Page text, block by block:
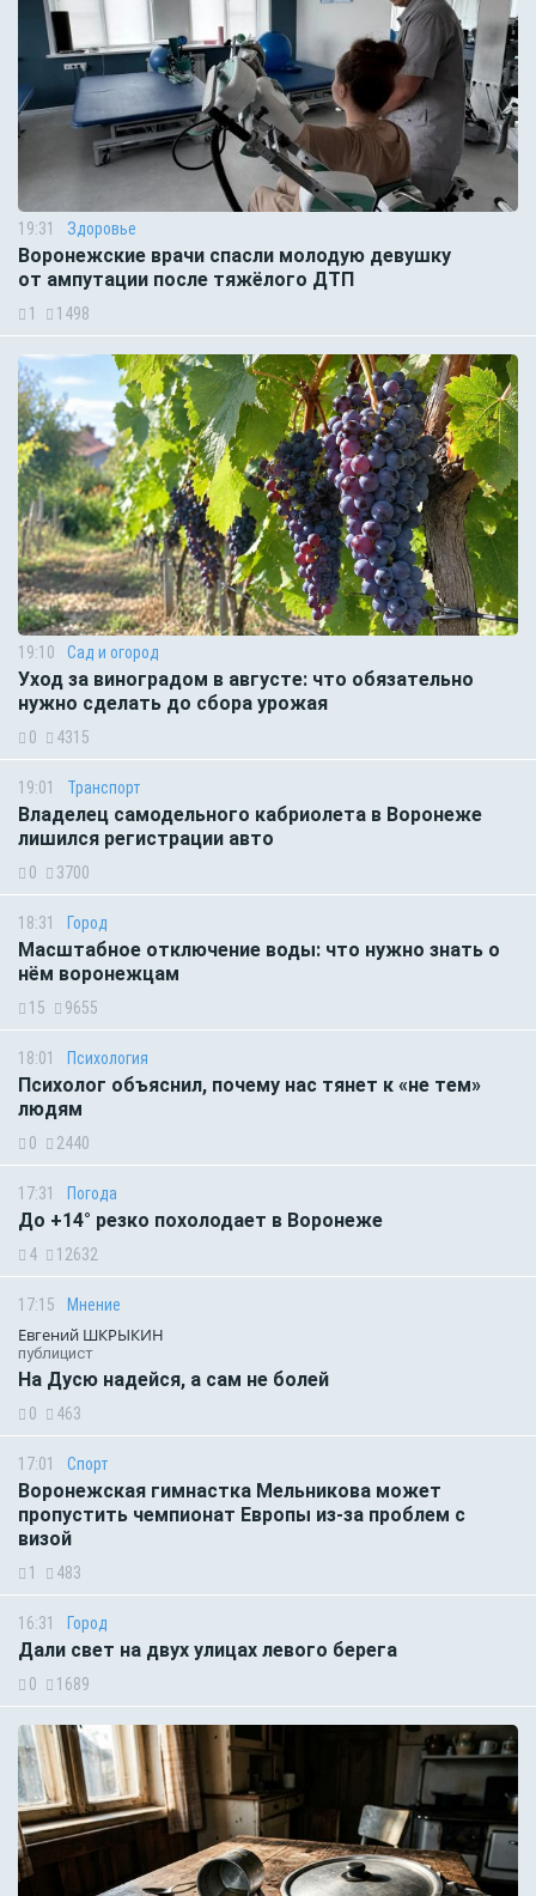
19:31 Здоровье
Воронежские врачи спасли молодую девушку
от ампутации после тяжёлого ДТП
1 1498
19:10 Сад и огород
Уход за виноградом в августе: что обязательно
нужно сделать до сбора урожая
0 4315
19:01 Транспорт
Владелец самодельного кабриолета в Воронеже
лишился регистрации авто
0 3700
18:31 Город
Масштабное отключение воды: что нужно знать о
нём воронежцам
15 9655
18:01 Психология
Психолог объяснил, почему нас тянет к «не тем»
людям
0 2440
17:31 Погода
До +14° резко похолодает в Воронеже
4 12632
17:15 Мнение
Евгений ШКРЫКИН
публицист
На Дусю надейся, а сам не болей
0 463
17:01 Спорт
Воронежская гимнастка Мельникова может
пропустить чемпионат Европы из-за проблем с
визой
1 483
16:31 Город
Дали свет на двух улицах левого берега
0 1689